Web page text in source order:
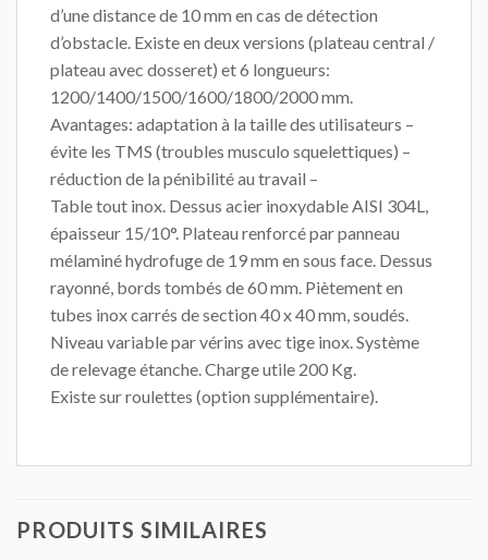
d’une distance de 10 mm en cas de détection
d’obstacle. Existe en deux versions (plateau central /
plateau avec dosseret) et 6 longueurs:
1200/1400/1500/1600/1800/2000 mm.
Avantages: adaptation à la taille des utilisateurs –
évite les TMS (troubles musculo squelettiques) –
réduction de la pénibilité au travail –
Table tout inox. Dessus acier inoxydable AISI 304L,
épaisseur 15/10°. Plateau renforcé par panneau
mélaminé hydrofuge de 19 mm en sous face. Dessus
rayonné, bords tombés de 60 mm. Piètement en
tubes inox carrés de section 40 x 40 mm, soudés.
Niveau variable par vérins avec tige inox. Système
de relevage étanche. Charge utile 200 Kg.
Existe sur roulettes (option supplémentaire).
PRODUITS SIMILAIRES